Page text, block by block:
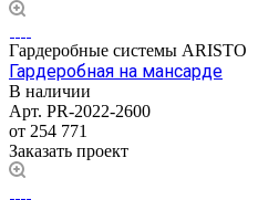
Гардеробные системы ARISTO
Гардеробная на мансарде
В наличии
Арт. PR-2022-2600
от 254 771
Заказать проект